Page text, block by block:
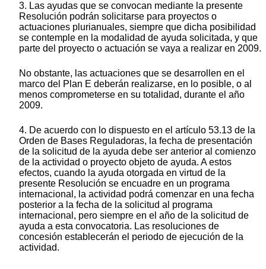
3. Las ayudas que se convocan mediante la presente
Resolución podrán solicitarse para proyectos o
actuaciones plurianuales, siempre que dicha posibilidad
se contemple en la modalidad de ayuda solicitada, y que
parte del proyecto o actuación se vaya a realizar en 2009.
No obstante, las actuaciones que se desarrollen en el
marco del Plan E deberán realizarse, en lo posible, o al
menos comprometerse en su totalidad, durante el año
2009.
4. De acuerdo con lo dispuesto en el artículo 53.13 de la
Orden de Bases Reguladoras, la fecha de presentación
de la solicitud de la ayuda debe ser anterior al comienzo
de la actividad o proyecto objeto de ayuda. A estos
efectos, cuando la ayuda otorgada en virtud de la
presente Resolución se encuadre en un programa
internacional, la actividad podrá comenzar en una fecha
posterior a la fecha de la solicitud al programa
internacional, pero siempre en el año de la solicitud de
ayuda a esta convocatoria. Las resoluciones de
concesión establecerán el periodo de ejecución de la
actividad.